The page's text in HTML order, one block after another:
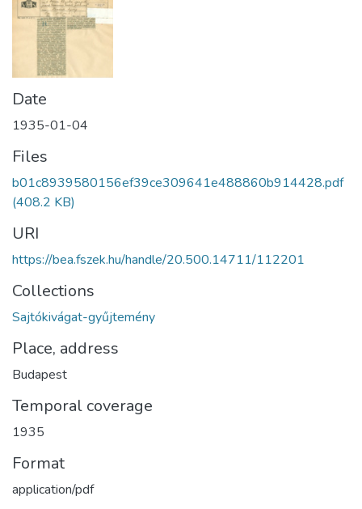
Date
1935-01-04
Files
b01c8939580156ef39ce309641e488860b914428.pdf
(408.2 KB)
URI
https://bea.fszek.hu/handle/20.500.14711/112201
Collections
Sajtókivágat-gyűjtemény
Place, address
Budapest
Temporal coverage
1935
Format
application/pdf